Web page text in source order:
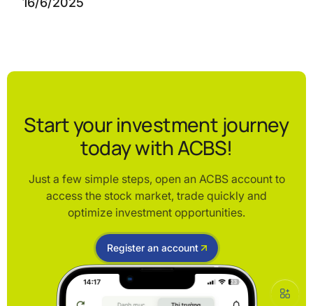
Start your investment journey
today with ACBS!
Just a few simple steps, open an ACBS account to
access the stock market, trade quickly and
optimize investment opportunities.
Register an account